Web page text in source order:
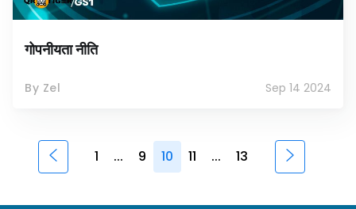
गोपनीयता नीति
By Zel Sep 14 2024
1 ... 9 10 11 ... 13